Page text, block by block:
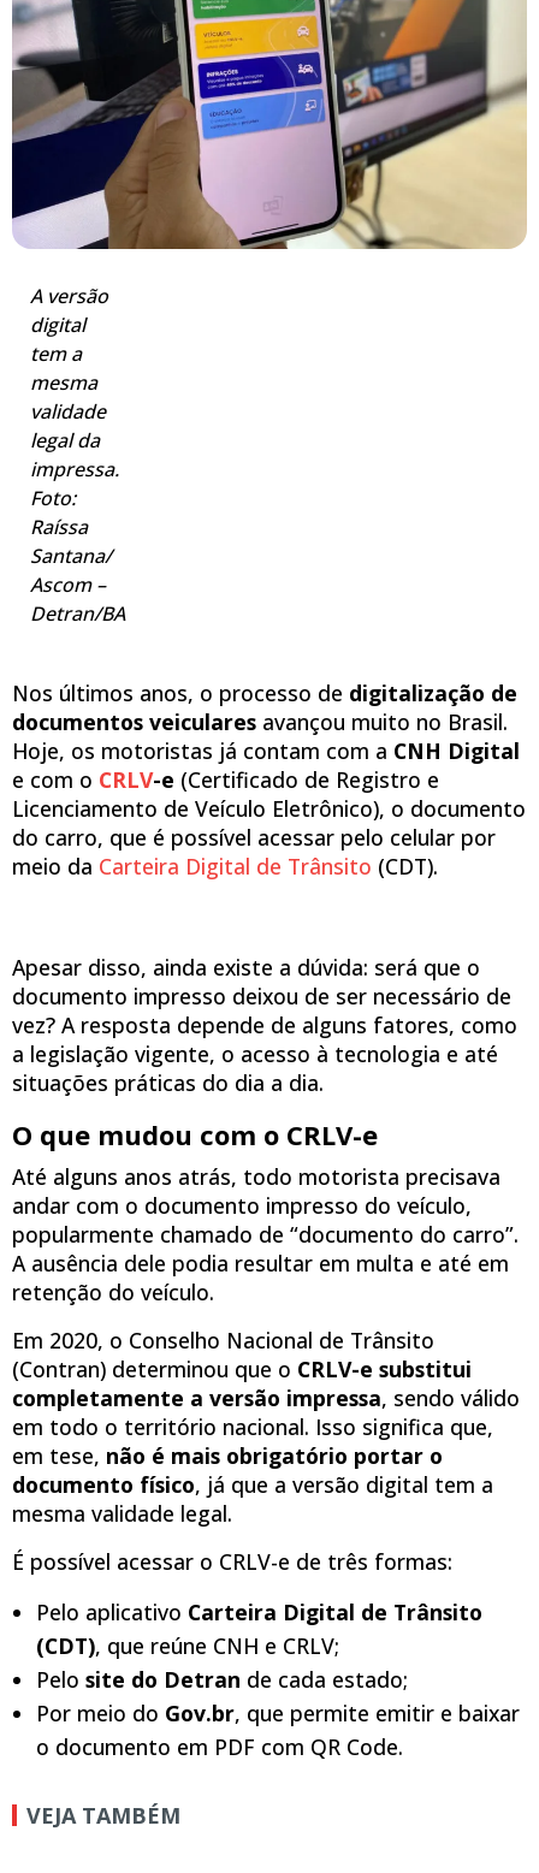
A versão
digital
tem a
mesma
validade
legal da
impressa.
Foto:
Raíssa
Santana/
Ascom –
Detran/BA
Nos últimos anos, o processo de digitalização de
documentos veiculares avançou muito no Brasil.
Hoje, os motoristas já contam com a CNH Digital
e com o CRLV-e (Certificado de Registro e
Licenciamento de Veículo Eletrônico), o documento
do carro, que é possível acessar pelo celular por
meio da Carteira Digital de Trânsito (CDT).
Apesar disso, ainda existe a dúvida: será que o
documento impresso deixou de ser necessário de
vez? A resposta depende de alguns fatores, como
a legislação vigente, o acesso à tecnologia e até
situações práticas do dia a dia.
O que mudou com o CRLV-e
Até alguns anos atrás, todo motorista precisava
andar com o documento impresso do veículo,
popularmente chamado de “documento do carro”.
A ausência dele podia resultar em multa e até em
retenção do veículo.
Em 2020, o Conselho Nacional de Trânsito
(Contran) determinou que o CRLV-e substitui
completamente a versão impressa, sendo válido
em todo o território nacional. Isso significa que,
em tese, não é mais obrigatório portar o
documento físico, já que a versão digital tem a
mesma validade legal.
É possível acessar o CRLV-e de três formas:
Pelo aplicativo Carteira Digital de Trânsito
(CDT), que reúne CNH e CRLV;
Pelo site do Detran de cada estado;
Por meio do Gov.br, que permite emitir e baixar
o documento em PDF com QR Code.
VEJA TAMBÉM